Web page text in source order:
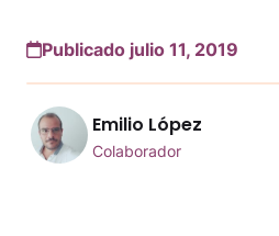
Publicado julio 11, 2019
Emilio López
Colaborador